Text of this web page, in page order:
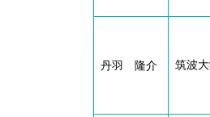
丹羽 隆介 筑波